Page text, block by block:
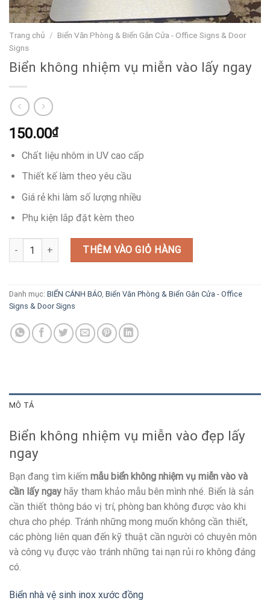
Trang chủ / Biển Văn Phòng & Biển Gắn Cửa - Office Signs & Door
Signs
Biển không nhiệm vụ miễn vào lấy ngay
150.00₫
Chất liệu nhôm in UV cao cấp
Thiết kế làm theo yêu cầu
Giá rẻ khi làm số lượng nhiều
Phụ kiện lắp đặt kèm theo
Biển không nhiệm vụ miễn vào lấy ngay số lượng
THÊM VÀO GIỎ HÀNG
Danh mục: BIỂN CÁNH BÁO, Biển Văn Phòng & Biển Gắn Cửa - Office
Signs & Door Signs
MÔ TẢ
Biển không nhiệm vụ miễn vào đẹp lấy
ngay
Bạn đang tìm kiếm mẫu biển không nhiệm vụ miễn vào và
cần lấy ngay hãy tham khảo mẫu bên mình nhé. Biển là sản
cần thiết thông báo vị trí, phòng ban không được vào khi
chưa cho phép. Tránh những mong muốn không cần thiết,
các phòng liên quan đến kỹ thuật cần người có chuyên môn
và công vụ được vào tránh những tai nạn rủi ro không đáng
có.
Biển nhà vệ sinh inox xước đồng